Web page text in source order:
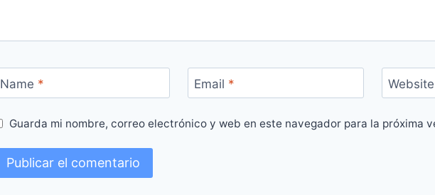
Name * Email * Website
Guarda mi nombre, correo electrónico y web en este navegador para la próxima